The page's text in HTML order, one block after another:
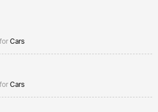
forCars
forCars